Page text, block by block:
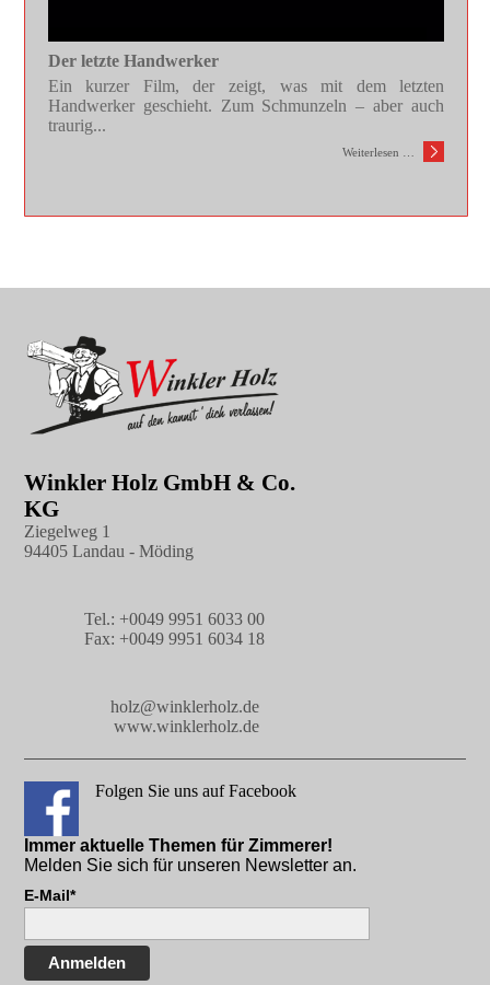
Der letzte Handwerker
Ein kurzer Film, der zeigt, was mit dem letzten
Handwerker geschieht. Zum Schmunzeln – aber auch
traurig...
Weiterlesen …
Winkler Holz GmbH & Co.
KG
Ziegelweg 1
94405 Landau - Möding
Tel.: +0049 9951 6033 00
Fax: +0049 9951 6034 18
holz@winklerholz.de
www.winklerholz.de
Folgen Sie uns auf Facebook
Immer aktuelle Themen für Zimmerer!
Melden Sie sich für unseren Newsletter an.
E-Mail*
Anmelden